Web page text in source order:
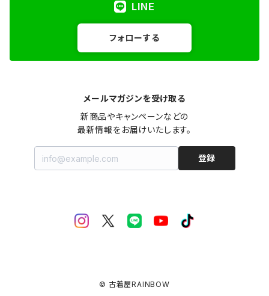
LINE
フォローする
メールマガジンを受け取る
新商品やキャンペーンなどの
最新情報をお届けいたします。
登録
© 古着屋RAINBOW